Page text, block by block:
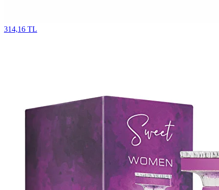
314,16 TL